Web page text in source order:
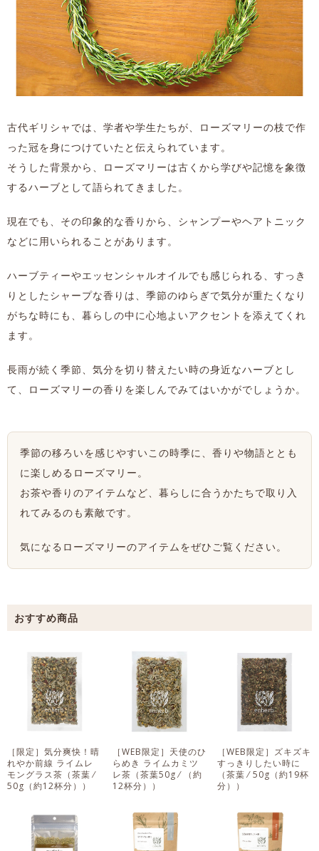
古代ギリシャでは、学者や学生たちが、ローズマリーの枝で作
った冠を身につけていたと伝えられています。
そうした背景から、ローズマリーは古くから学びや記憶を象徴
するハーブとして語られてきました。
現在でも、その印象的な香りから、シャンプーやヘアトニック
などに用いられることがあります。
ハーブティーやエッセンシャルオイルでも感じられる、すっき
りとしたシャープな香りは、季節のゆらぎで気分が重たくなり
がちな時にも、暮らしの中に心地よいアクセントを添えてくれ
ます。
長雨が続く季節、気分を切り替えたい時の身近なハーブとし
て、ローズマリーの香りを楽しんでみてはいかがでしょうか。
季節の移ろいを感じやすいこの時季に、香りや物語ととも
に楽しめるローズマリー。
お茶や香りのアイテムなど、暮らしに合うかたちで取り入
れてみるのも素敵です。
気になるローズマリーのアイテムをぜひご覧ください。
［限定］気分爽快！晴
れやか前線 ライムレ
モングラス茶 （茶葉 ⁄
50g（約12杯分））
［WEB限定］天使のひ
らめき ライムカミツ
レ茶 （茶葉50g ⁄ （約
12杯分））
［WEB限定］ズキズキ
すっきりしたい時に
（茶葉 ⁄ 50g（約19杯
分））